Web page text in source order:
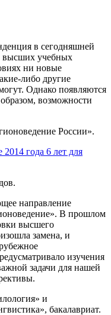
в сегодняшней
высших учебных
ни новые
либо другие
Однако появляются
возможности
России».
2014 года 6 лет для
направление
В прошлом
высшего
замена, и
изучения
задачи для нашей
и
бакалавриат.